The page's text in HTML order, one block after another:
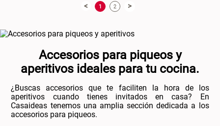
< 1 2 >
Accesorios para piqueos y
aperitivos ideales para tu cocina.
¿Buscas accesorios que te faciliten la hora de los
aperitivos cuando tienes invitados en casa? En
Casaideas tenemos una amplia sección dedicada a los
accesorios para piqueos.